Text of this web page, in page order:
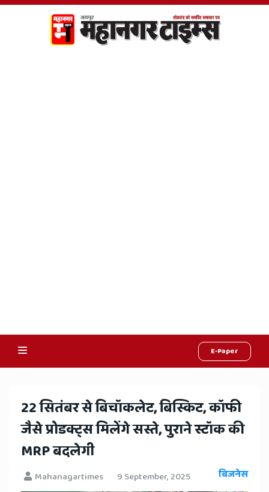
E-Paper
Hindi
News,
Hindi
Samachar,
​22 सितंबर से बिचॉकलेट, बिस्किट, कॉफी
जैसे प्रोडक्ट्स मिलेंगे सस्ते, पुराने स्टॉक की
MRP बदलेगी
Mahanagartimes 9 September, 2025 बिजनेस